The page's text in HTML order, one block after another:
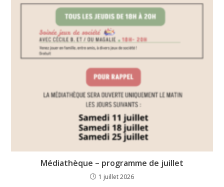
Médiathèque – programme de juillet
1 juillet 2026